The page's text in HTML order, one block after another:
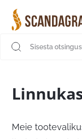
sisu
juurde
Meie